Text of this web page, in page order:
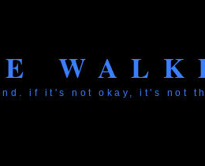
if it's not okay, it's not